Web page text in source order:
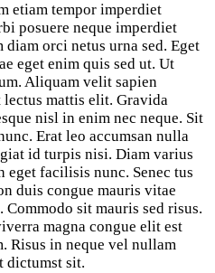
etiam tempor imperdiet
posuere neque imperdiet
orci netus urna sed. Eget
eget enim quis sed ut. Ut
Aliquam velit sapien
mattis elit. Gravida
nisl in enim nec neque. Sit
Erat leo accumsan nulla
id turpis nisi. Diam varius
eget facilisis nunc. Senec tus
duis congue mauris vitae
Commodo sit mauris sed risus.
magna congue elit est
Risus in neque vel nullam
dictumst sit.